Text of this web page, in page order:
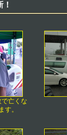
亡くな
す。